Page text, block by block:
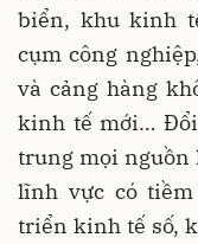
biển, khu kinh
cụm công
và cảng hàng
kinh tế mới…
trung mọi nguồn
lĩnh vực có
triển kinh tế số,